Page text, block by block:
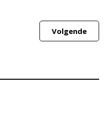
Volgende